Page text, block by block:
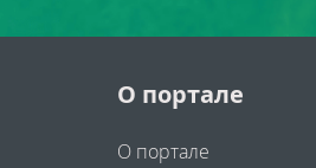
О портале
О портале